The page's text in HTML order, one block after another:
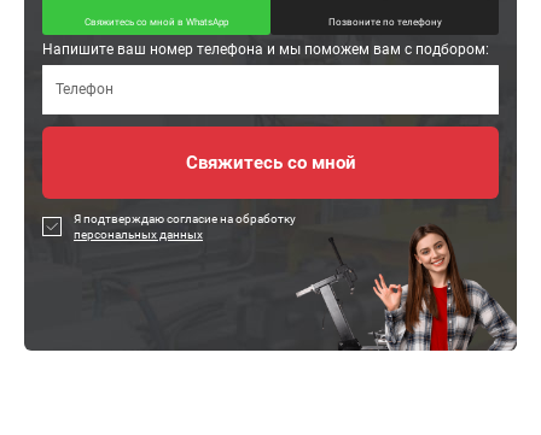
Свяжитесь со мной в WhatsApp Позвоните по телефону
Напишите ваш номер телефона и мы поможем вам с подбором:
Я подтверждаю согласие на обработку
персональных данных